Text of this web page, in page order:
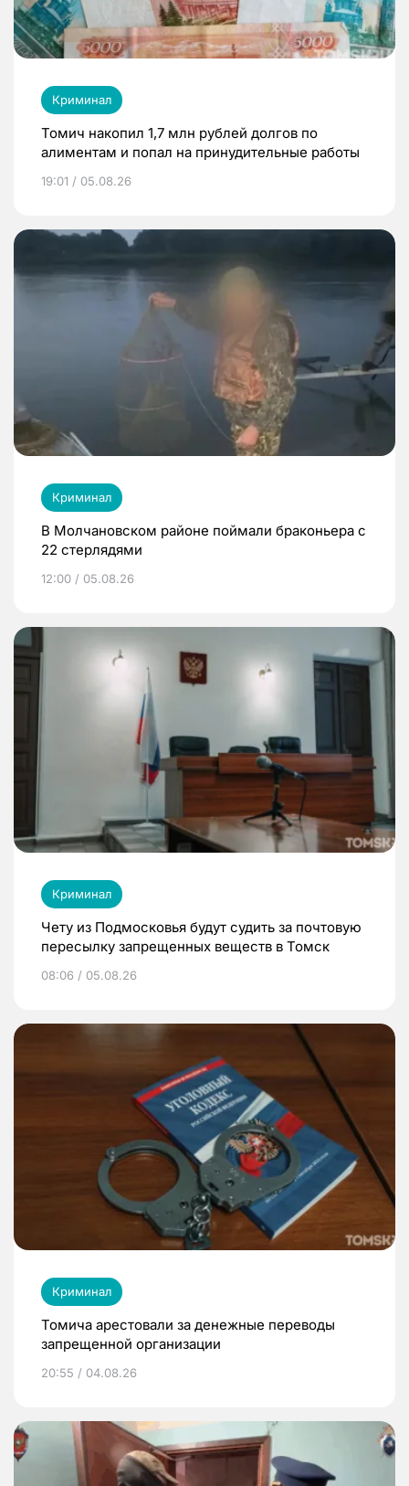
Криминал
Томич накопил 1,7 млн рублей долгов по
алиментам и попал на принудительные работы
19:01 / 05.08.26
Криминал
В Молчановском районе поймали браконьера с
22 стерлядями
12:00 / 05.08.26
Криминал
Чету из Подмосковья будут судить за почтовую
пересылку запрещенных веществ в Томск
08:06 / 05.08.26
Криминал
Томича арестовали за денежные переводы
запрещенной организации
20:55 / 04.08.26